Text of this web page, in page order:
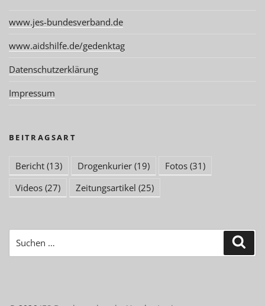
www.jes-bundesverband.de
www.aidshilfe.de/gedenktag
Datenschutzerklärung
Impressum
BEITRAGSART
Bericht (13) Drogenkurier (19) Fotos (31)
Videos (27) Zeitungsartikel (25)
nach: